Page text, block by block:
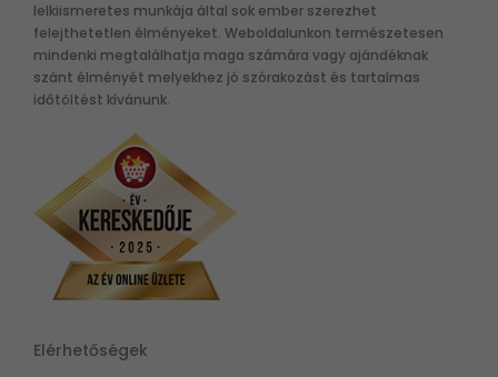
lelkiismeretes munkája által sok ember szerezhet
felejthetetlen élményeket. Weboldalunkon természetesen
mindenki megtalálhatja maga számára vagy ajándéknak
szánt élményét melyekhez jó szórakozást és tartalmas
időtöltést kívánunk.
Elérhetőségek